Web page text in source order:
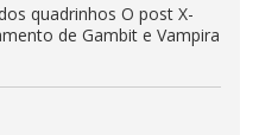
quadrinhos O post X-
de Gambit e Vampira